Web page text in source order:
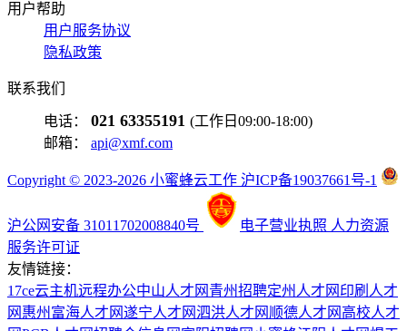
用户帮助
用户服务协议
隐私政策
联系我们
电话： 021 63355191 (工作日09:00-18:00)
邮箱： api@xmf.com
Copyright © 2023-2026 小蜜蜂云工作 沪ICP备19037661号-1
沪公网安备 31011702008840号 电子营业执照 人力资源
服务许可证
友情链接：
17ce云主机远程办公中山人才网 青州招聘定州人才网 印刷人才
网 惠州富海人才网遂宁人才网泗洪人才网 顺德人才网 高校人才